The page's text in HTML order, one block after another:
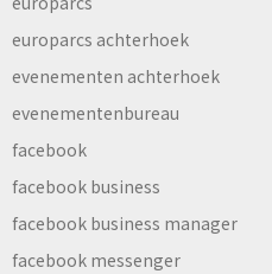
europarcs achterhoek
evenementen achterhoek
evenementenbureau
facebook
facebook business
facebook business manager
facebook messenger